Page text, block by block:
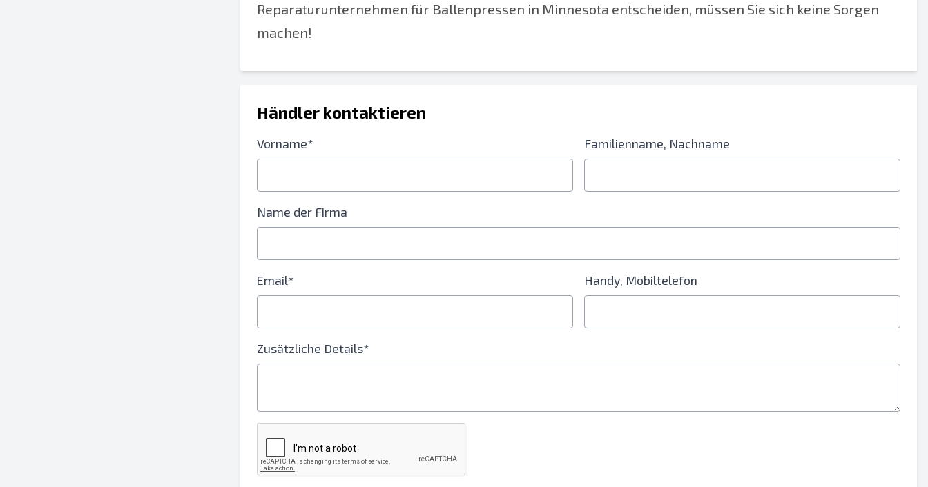
Reparaturunternehmen für Ballenpressen in Minnesota entscheiden, müssen Sie sich keine Sorgen
machen!
Händler kontaktieren
Vorname* Familienname, Nachname
Name der Firma
Email* Handy, Mobiltelefon
Zusätzliche Details*